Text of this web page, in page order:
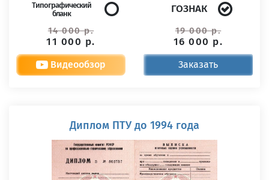
Типографический
бланк
14 000 р.
11 000 р.
ГОЗНАК
19 000 р.
16 000 р.
Видеообзор Заказать
Диплом ПТУ до 1994 года